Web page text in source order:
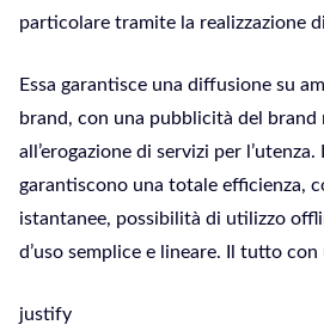
particolare tramite la realizzazione
Essa garantisce una diffusione su
brand, con una pubblicità del brand
all’erogazione di servizi per
garantiscono una totale efficienza,
istantanee, possibilità di utilizzo
d’uso semplice e lineare. Il tutto
justify